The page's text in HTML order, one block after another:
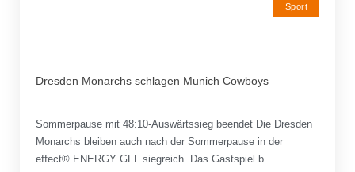
Sport
Dresden Monarchs schlagen Munich Cowboys
Sommerpause mit 48:10-Auswärtssieg beendet Die Dresden
Monarchs bleiben auch nach der Sommerpause in der
effect® ENERGY GFL siegreich. Das Gastspiel b...